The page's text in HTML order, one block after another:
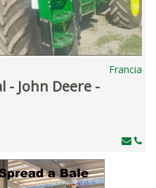
Francia
- John Deere -